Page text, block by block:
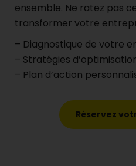
ensemble. Ne ratez pas
transformer votre
– Diagnostique de votre
– Stratégies
– Plan d’action
Réservez